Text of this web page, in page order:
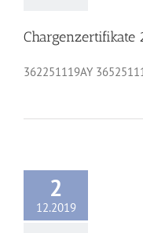
362251119AY
2
12.2019